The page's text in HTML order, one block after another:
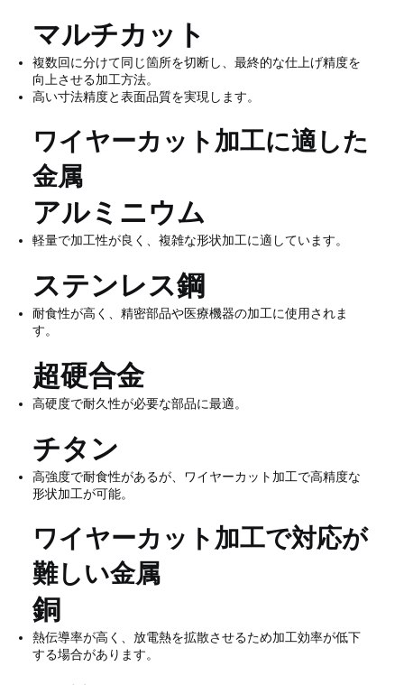
マルチカット
複数回に分けて同じ箇所を切断し、最終的な仕上げ精度を
向上させる加工方法。
高い寸法精度と表面品質を実現します。
ワイヤーカット加工に適した
金属
アルミニウム
軽量で加工性が良く、複雑な形状加工に適しています。
ステンレス鋼
耐食性が高く、精密部品や医療機器の加工に使用されま
す。
超硬合金
高硬度で耐久性が必要な部品に最適。
チタン
高強度で耐食性があるが、ワイヤーカット加工で高精度な
形状加工が可能。
ワイヤーカット加工で対応が
難しい金属
銅
熱伝導率が高く、放電熱を拡散させるため加工効率が低下
する場合があります。